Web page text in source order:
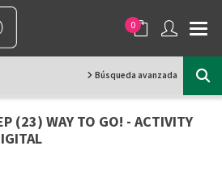
0
Búsqueda avanzada
(23) WAY TO GO! - ACTIVITY